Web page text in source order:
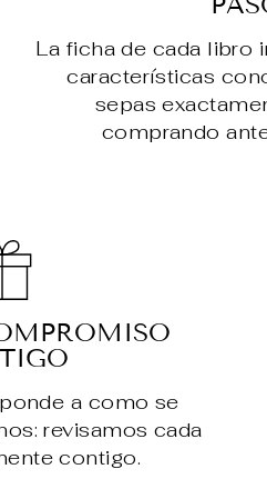
La ficha de cada libro
características
sepas
comprando
a como se
revisamos cada
contigo.